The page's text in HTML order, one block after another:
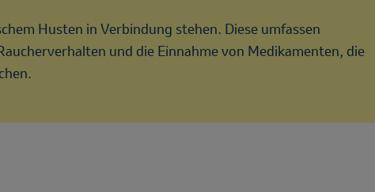
Husten in Verbindung stehen. Diese umfassen
und die Einnahme von Medikamenten, die